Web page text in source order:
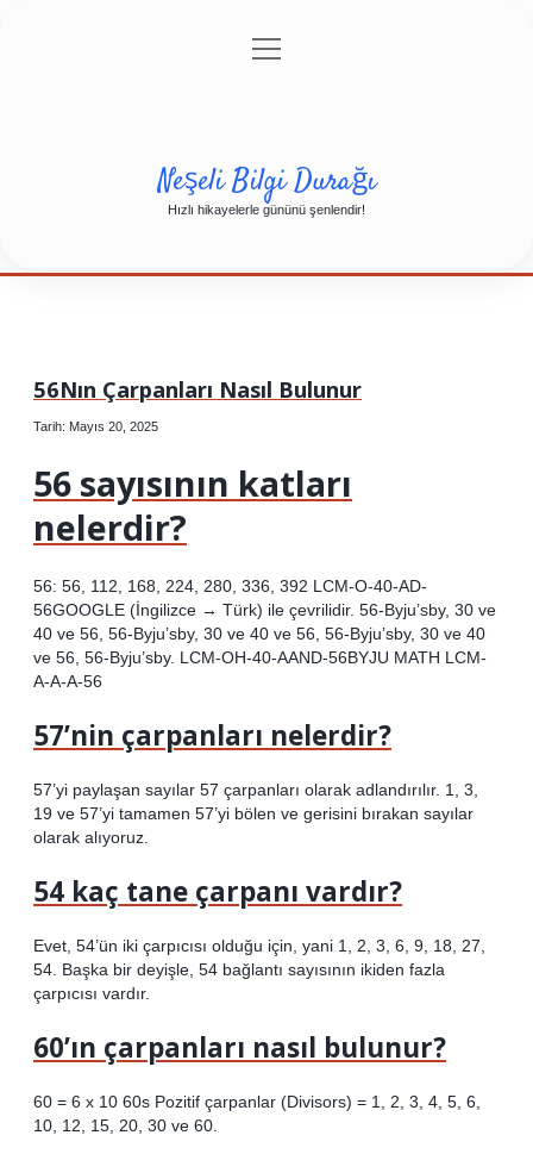
Gizlilik Politikası
menüyü
aç
Neşeli Bilgi Durağı
Hızlı hikayelerle gününü şenlendir!
56Nın Çarpanları Nasıl Bulunur
Tarih: Mayıs 20, 2025
56 sayısının katları
nelerdir?
56: 56, 112, 168, 224, 280, 336, 392 LCM-O-40-AD-
56GOOGLE (İngilizce → Türk) ile çevrilidir. 56-Byju’sby, 30 ve
40 ve 56, 56-Byju’sby, 30 ve 40 ve 56, 56-Byju’sby, 30 ve 40
ve 56, 56-Byju’sby. LCM-OH-40-AAND-56BYJU MATH LCM-
A-A-A-56
57’nin çarpanları nelerdir?
57’yi paylaşan sayılar 57 çarpanları olarak adlandırılır. 1, 3,
19 ve 57’yi tamamen 57’yi bölen ve gerisini bırakan sayılar
olarak alıyoruz.
54 kaç tane çarpanı vardır?
Evet, 54’ün iki çarpıcısı olduğu için, yani 1, 2, 3, 6, 9, 18, 27,
54. Başka bir deyişle, 54 bağlantı sayısının ikiden fazla
çarpıcısı vardır.
60’ın çarpanları nasıl bulunur?
60 = 6 x 10 60s Pozitif çarpanlar (Divisors) = 1, 2, 3, 4, 5, 6,
10, 12, 15, 20, 30 ve 60.